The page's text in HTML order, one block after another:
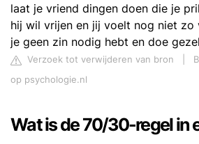
laat je vriend dingen doen die je
hij wil vrijen en jij voelt nog niet zo
je geen zin nodig hebt en doe
Verzoek tot verwijderen van bron
op psychologie.nl
Wat is de 70/30-regel in